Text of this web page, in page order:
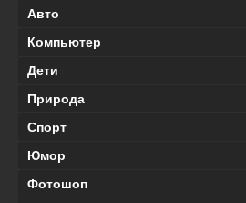
Авто
Компьютер
Дети
Природа
Спорт
Юмор
Фотошоп